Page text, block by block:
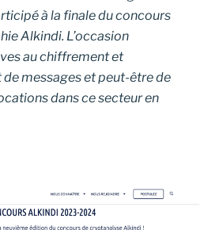
à la finale du concours
Alkindi. L’occasion
au chiffrement et
messages et peut-être de
dans ce secteur en